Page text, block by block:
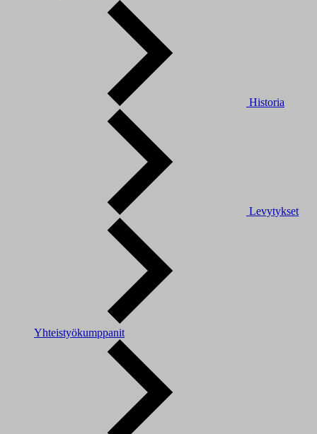
Historia
Levytykset
Yhteistyökumppanit